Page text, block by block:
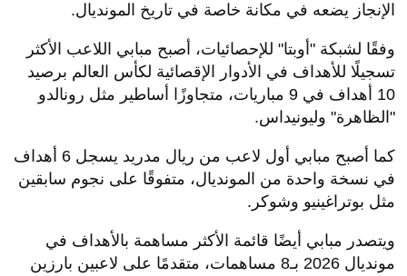
الإنجاز يضعه في مكانة خاصة في تاريخ المونديال.
وفقًا لشبكة "أوبتا" للإحصائيات، أصبح مبابي اللاعب الأكثر
تسجيلًا للأهداف في الأدوار الإقصائية لكأس العالم برصيد
10 أهداف في 9 مباريات، متجاوزًا أساطير مثل رونالدو
"الظاهرة" وليونيداس.
كما أصبح مبابي أول لاعب من ريال مدريد يسجل 6 أهداف
في نسخة واحدة من المونديال، متفوقًا على نجوم سابقين
مثل بوتراغينيو وشوكر.
ويتصدر مبابي أيضًا قائمة الأكثر مساهمة بالأهداف في
مونديال 2026 بـ8 مساهمات، متقدمًا على لاعبين بارزين